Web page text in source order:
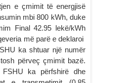
e çmimit të energjisë
mbi 800 kWh, duke
Final 42.95 lekë/kWh
më parë e deklaroi
ka shtuar një numër
përveç çmimit bazë.
ka përfshirë dhe